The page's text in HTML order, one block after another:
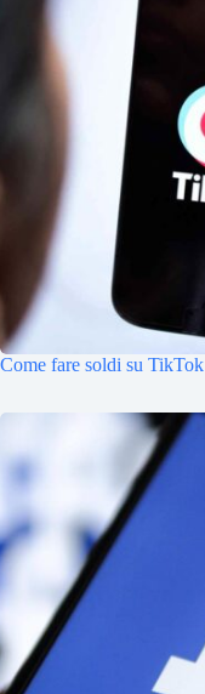
Come fare soldi su TikTok